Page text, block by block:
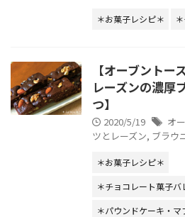
＊お菓子レシピ＊
【オーブントー
レーズンの濃厚
つ】
2020/5/19 オ
ツとレーズン, ブラウ
＊お菓子レシピ＊
＊チョコレート菓子バ
＊パウンドケーキ・マ